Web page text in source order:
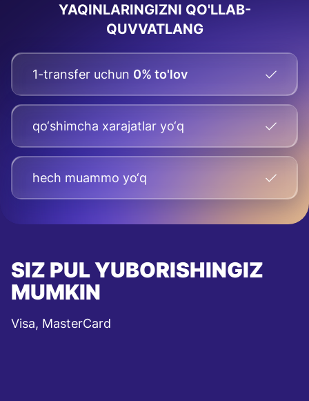
YAQINLARINGIZNI QO'LLAB-
QUVVATLANG
1-transfer uchun 0% to'lov
qo‘shimcha xarajatlar yo‘q
hech muammo yo‘q
SIZ PUL YUBORISHINGIZ
MUMKIN
Visa, MasterCard